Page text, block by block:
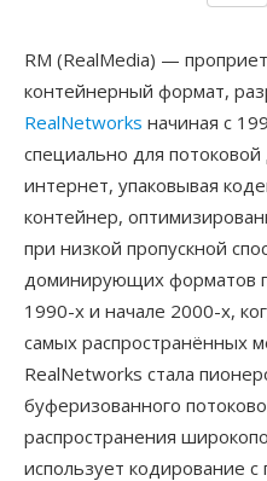
RM (RealMedia) —
контейнерный формат,
RealNetworks начиная с
специально для
интернет, упаковывая
контейнер,
при низкой пропускной
доминирующих форматов
1990-х и начале 2000-х,
самых распространённых
RealNetworks стала
буферизованного
распространения
использует кодирование